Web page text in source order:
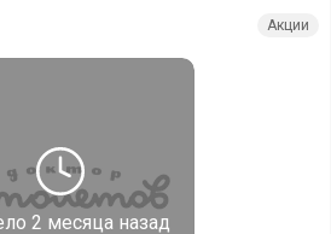
2 месяца назад
Акции